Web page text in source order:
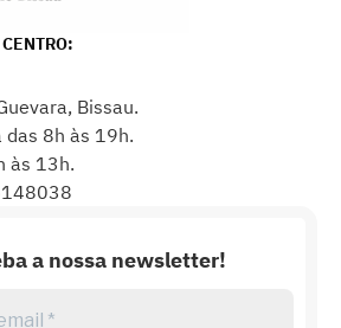
Bissau.
das 8h às 19h.
às 13h.
a nossa newsletter!